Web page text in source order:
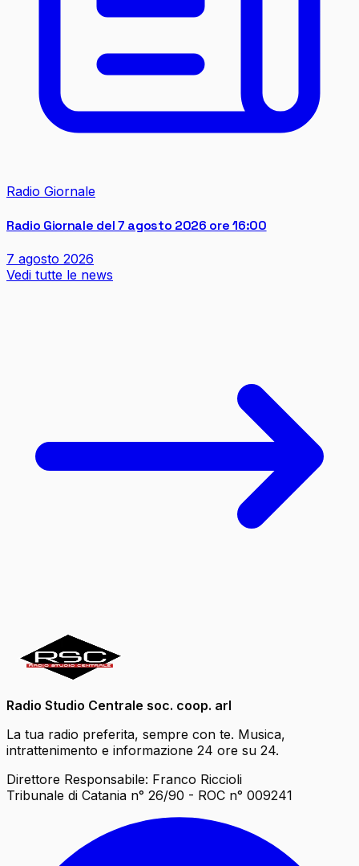
Radio Giornale
Radio Giornale del 7 agosto 2026 ore 16:00
7 agosto 2026
Vedi tutte le news
Radio Studio Centrale soc. coop. arl
La tua radio preferita, sempre con te. Musica,
intrattenimento e informazione 24 ore su 24.
Direttore Responsabile: Franco Riccioli
Tribunale di Catania n° 26/90 - ROC n° 009241